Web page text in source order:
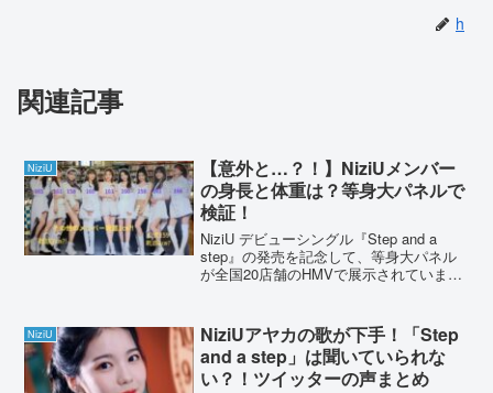
h
関連記事
NiziU
【意外と…？！】NiziUメンバー
の身長と体重は？等身大パネルで
検証！
NiziU デビューシングル『Step and a
step』の発売を記念して、等身大パネル
が全国20店舗のHMVで展示されていま
ーの身長は？等身大パネルで検証！...
NiziU
NiziUアヤカの歌が下手！「Step
and a step」は聞いていられな
い？！ツイッターの声まとめ